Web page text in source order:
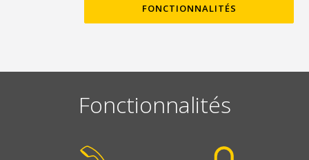
FONCTIONNALITÉS
Fonctionnalités